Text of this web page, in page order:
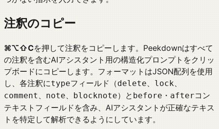
注釈のコピー
⌘⌥⇧Cを押して注釈をコピーします。Peekdownはすべて
の注釈を含むAIアシスタント用の構造化プロンプトをクリッ
プボードにコピーします。フォーマットはJSON配列を使用
し、各注釈にtypeフィールド（delete、 lock、
comment 、 note、 blocknote）と before ・ afterコン
テキストフィールドを含み、AIアシスタントが正確なテキス
トを特定して解析できるようにしています。